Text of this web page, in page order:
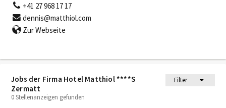
Jobs der Firma Hotel Matthiol ****S
Zermatt
Filter
0 Stellenanzeigen gefunden
+41 27 968 17 17
dennis@matthiol.com
Zur Webseite